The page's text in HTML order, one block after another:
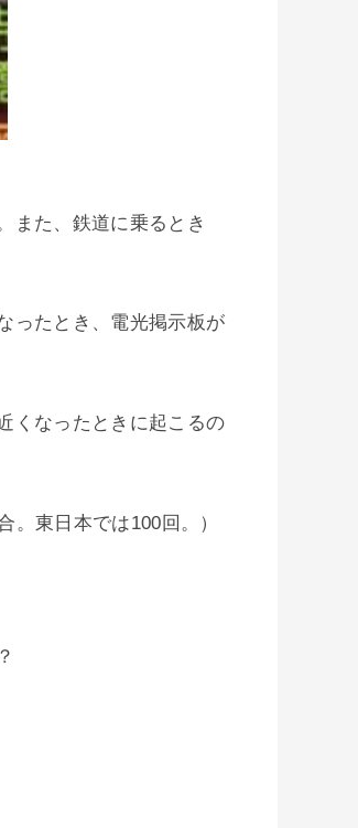
また、鉄道に乗るとき
ったとき、電光掲示板が
くなったときに起こるの
。東日本では100回。）